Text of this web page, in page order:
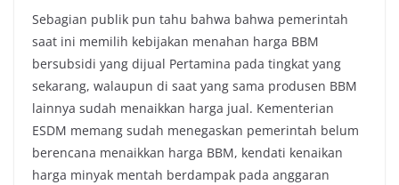
Sebagian publik pun tahu bahwa bahwa pemerintah
saat ini memilih kebijakan menahan harga BBM
bersubsidi yang dijual Pertamina pada tingkat yang
sekarang, walaupun di saat yang sama produsen BBM
lainnya sudah menaikkan harga jual. Kementerian
ESDM memang sudah menegaskan pemerintah belum
berencana menaikkan harga BBM, kendati kenaikan
harga minyak mentah berdampak pada anggaran